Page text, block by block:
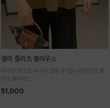
셀리 플리츠 블라우스
넉넉한 핏으로 누구나 입을 수 있는 라운드넥 플
리츠 블라우스
51,000